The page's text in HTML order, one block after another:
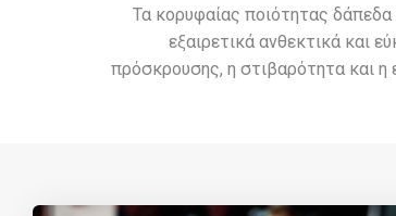
Τα κορυφαίας ποιότητας
εξαιρετικά ανθεκτικά και
πρόσκρουσης, η στιβαρότητα και η